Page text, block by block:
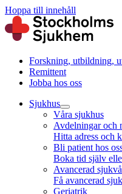
Hoppa till innehåll
Forskning, utbildning,
Remittent
Jobba hos oss
Sjukhus
Våra sjukhus
Avdelningar och
Hitta adress och
Bli patient hos
Boka tid själv
Avancerad
Få avancerad
Geriatrik